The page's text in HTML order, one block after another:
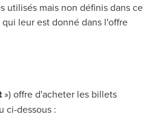
utilisés mais non définis dans ce
leur est donné dans l'offre
») offre d'acheter les billets
ci-dessous :